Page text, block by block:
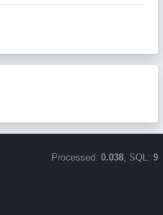
Processed: 0.038, SQL: 9